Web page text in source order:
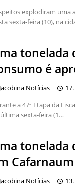
explodiram uma
sexta-feira (10), na
tonelada
é
Jacobina Notícias
a 47ª Etapa da
sexta-feira (1…
tonelada
Cafarnaum
Jacobina Notícias